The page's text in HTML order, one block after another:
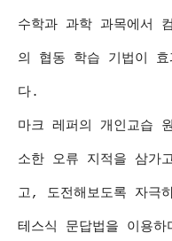
수학과 과학 과목에서
의 협동 학습 기법이 효
다.
마크 레퍼의 개인교습
소한 오류 지적을 삼가
고, 도전해보도록 자극
테스식 문답법을 이용